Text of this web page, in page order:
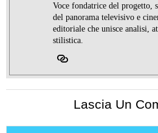
Voce fondatrice del progetto,
del panorama televisivo e
editoriale che unisce analisi,
stilistica.
Lascia Un